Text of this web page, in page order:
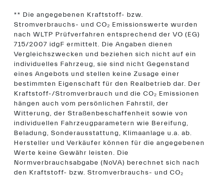
** Die angegebenen Kraftstoff- bzw.
Stromverbrauchs- und CO₂ Emissionswerte wurden
nach WLTP Prüfverfahren entsprechend der VO (EG)
715/2007 idgF ermittelt. Die Angaben dienen
Vergleichszwecken und beziehen sich nicht auf ein
individuelles Fahrzeug, sie sind nicht Gegenstand
eines Angebots und stellen keine Zusage einer
bestimmten Eigenschaft für den Realbetrieb dar. Der
Kraftstoff-/Stromverbrauch und die CO₂ Emissionen
hängen auch vom persönlichen Fahrstil, der
Witterung, der Straßenbeschaffenheit sowie von
individuellen Fahrzeugparametern wie Bereifung,
Beladung, Sonderausstattung, Klimaanlage u.a. ab.
Hersteller und Verkäufer können für die angegebenen
Werte keine Gewähr leisten. Die
Normverbrauchsabgabe (NoVA) berechnet sich nach
den Kraftstoff- bzw. Stromverbrauchs- und CO₂